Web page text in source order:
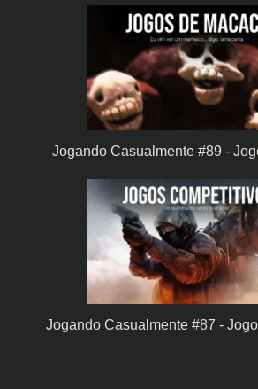
Jogando Casualmente #89 -
Jogando Casualmente #87 -